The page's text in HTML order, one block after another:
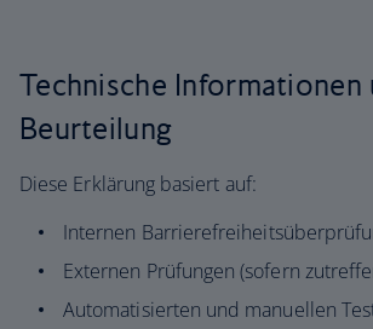
Technische Informationen
Beurteilung
Diese Erklärung basiert auf:
Internen
Externen Prüfungen (sofern
Automatisierten und manuellen